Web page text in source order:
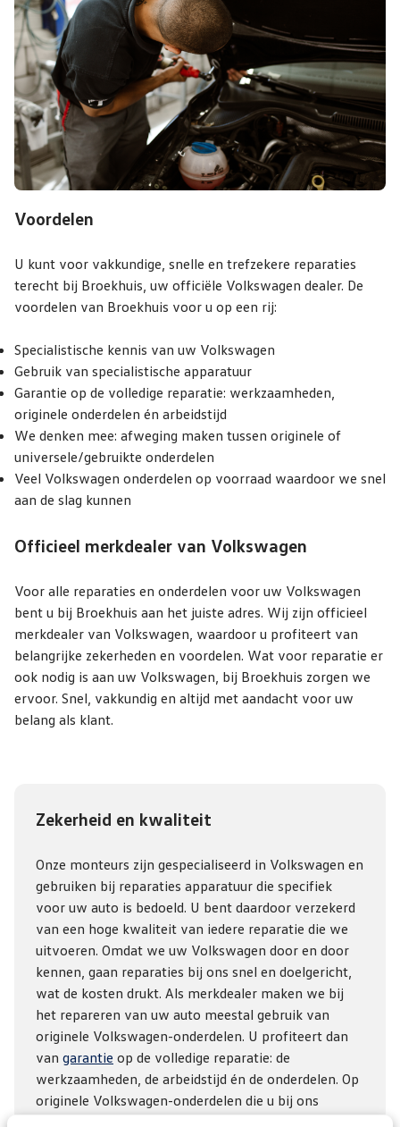
Voordelen
U kunt voor vakkundige, snelle en trefzekere reparaties
terecht bij Broekhuis, uw officiële Volkswagen dealer. De
voordelen van Broekhuis voor u op een rij:
Specialistische kennis van uw Volkswagen
Gebruik van specialistische apparatuur
Garantie op de volledige reparatie: werkzaamheden,
originele onderdelen én arbeidstijd
We denken mee: afweging maken tussen originele of
universele/gebruikte onderdelen
Veel Volkswagen onderdelen op voorraad waardoor we snel
aan de slag kunnen
Officieel merkdealer van Volkswagen
Voor alle reparaties en onderdelen voor uw Volkswagen
bent u bij Broekhuis aan het juiste adres. Wij zijn officieel
merkdealer van Volkswagen, waardoor u profiteert van
belangrijke zekerheden en voordelen. Wat voor reparatie er
ook nodig is aan uw Volkswagen, bij Broekhuis zorgen we
ervoor. Snel, vakkundig en altijd met aandacht voor uw
belang als klant.
Zekerheid en kwaliteit
Onze monteurs zijn gespecialiseerd in Volkswagen en
gebruiken bij reparaties apparatuur die specifiek
voor uw auto is bedoeld. U bent daardoor verzekerd
van een hoge kwaliteit van iedere reparatie die we
uitvoeren. Omdat we uw Volkswagen door en door
kennen, gaan reparaties bij ons snel en doelgericht,
wat de kosten drukt. Als merkdealer maken we bij
het repareren van uw auto meestal gebruik van
originele Volkswagen-onderdelen. U profiteert dan
van garantie op de volledige reparatie: de
werkzaamheden, de arbeidstijd én de onderdelen. Op
originele Volkswagen-onderdelen die u bij ons